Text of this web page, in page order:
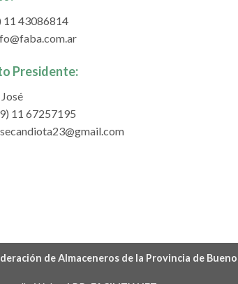
11 43086814
Presidente:
11 67257195
de Almaceneros de la Provincia de